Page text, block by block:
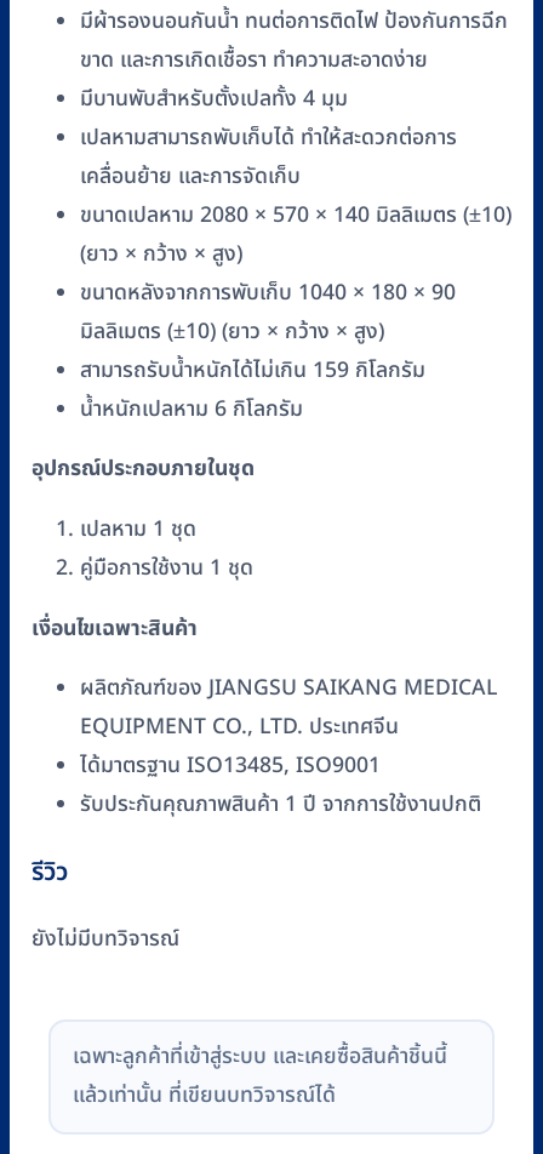
มีผ้ารองนอนกันน้ำ ทนต่อการติดไฟ ป้องกันการฉีก
ขาด และการเกิดเชื้อรา ทำความสะอาดง่าย
มีบานพับสำหรับตั้งเปลทั้ง 4 มุม
เปลหามสามารถพับเก็บได้ ทำให้สะดวกต่อการ
เคลื่อนย้าย และการจัดเก็บ
ขนาดเปลหาม 2080 × 570 × 140 มิลลิเมตร (±10)
(ยาว × กว้าง × สูง)
ขนาดหลังจากการพับเก็บ 1040 × 180 × 90
มิลลิเมตร (±10) (ยาว × กว้าง × สูง)
สามารถรับน้ำหนักได้ไม่เกิน 159 กิโลกรัม
น้ำหนักเปลหาม 6 กิโลกรัม
อุปกรณ์ประกอบภายในชุด
เปลหาม 1 ชุด
คู่มือการใช้งาน 1 ชุด
เงื่อนไขเฉพาะสินค้า
ผลิตภัณฑ์ของ JIANGSU SAIKANG MEDICAL
EQUIPMENT CO., LTD. ประเทศจีน
ได้มาตรฐาน ISO13485, ISO9001
รับประกันคุณภาพสินค้า 1 ปี จากการใช้งานปกติ
รีวิว
ยังไม่มีบทวิจารณ์
เฉพาะลูกค้าที่เข้าสู่ระบบ และเคยซื้อสินค้าชิ้นนี้
แล้วเท่านั้น ที่เขียนบทวิจารณ์ได้